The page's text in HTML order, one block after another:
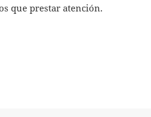
que prestar atención.